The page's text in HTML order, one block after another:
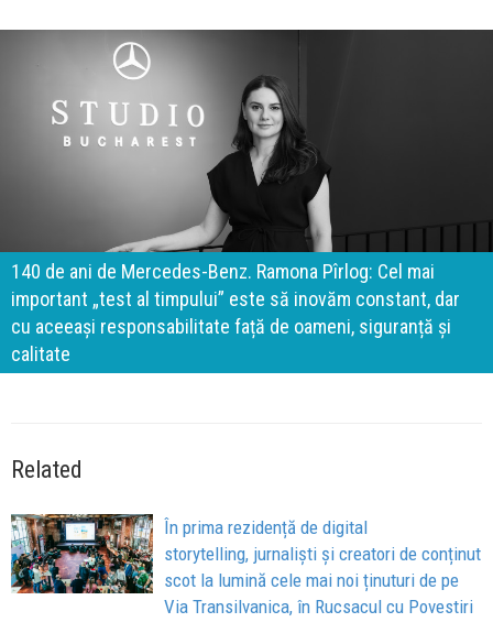
140 de ani de Mercedes-Benz. Ramona Pîrlog: Cel mai
important „test al timpului” este să inovăm constant, dar
cu aceeași responsabilitate față de oameni, siguranță și
calitate
Related
În prima rezidență de digital
storytelling, jurnaliști și creatori de conținut
scot la lumină cele mai noi ținuturi de pe
Via Transilvanica, în Rucsacul cu Povestiri